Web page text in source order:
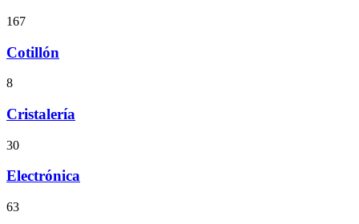
167
Cotillón
8
Cristalería
30
Electrónica
63